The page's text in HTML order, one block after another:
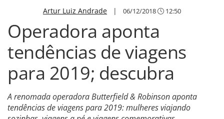
Artur Luiz Andrade | 06/12/2018 12:50
Operadora aponta
tendências de viagens
para 2019; descubra
A renomada operadora Butterfield & Robinson aponta
tendências de viagens para 2019: mulheres viajando